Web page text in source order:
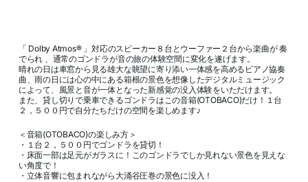
「 Dolby Atmos® 」対応のスピーカー８台とウーファー２台から楽曲が 奏
でられ 、通常のゴンドラが音の旅の体験空間に変化を遂げます。
晴れの日は車窓から見る雄大な眺望に寄り添い一体感を高めるピアノ協奏
曲、雨の日には心の中にある箱根の景色を想像したデジタルミュージック
によって、風景と音が一体となった新感覚の没入体験をいただけます。
また、貸し切りで乗車できるゴンドラはこの音箱(OTOBACO)だけ！１台
２，５００円で自分たちだけの空間を楽しめます♪
＜音箱(OTOBACO)の楽しみ方＞
・１台２，５００円でゴンドラを貸切！
・床面一部は足元がガラスに！このゴンドラでしか見れない景色を見えな
い角度で！
・立体音響に包まれながら大涌谷圧巻の景色に没入！